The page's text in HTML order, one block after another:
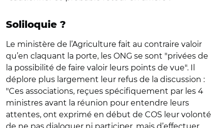
Soliloquie ?
Le ministère de l’Agriculture fait au contraire valoir
qu’en claquant la porte, les ONG se sont "privées de
la possibilité de faire valoir leurs points de vue". Il
déplore plus largement leur refus de la discussion :
"Ces associations, reçues spécifiquement par les 4
ministres avant la réunion pour entendre leurs
attentes, ont exprimé en début de COS leur volonté
de ne pas dialoguer ni participer, mais d’effectuer